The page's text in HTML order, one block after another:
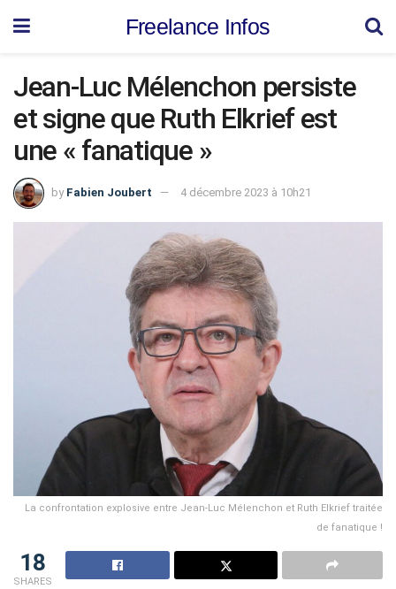
Freelance Infos
Jean-Luc Mélenchon persiste
et signe que Ruth Elkrief est
une « fanatique »
by Fabien Joubert 4 décembre 2023 à 10h21
La confrontation explosive entre Jean-Luc Mélenchon et Ruth Elkrief traitée
de fanatique !
18
SHARES